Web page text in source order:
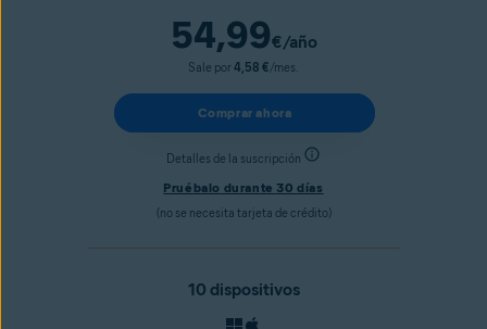
54,99€/año
Sale por 4,58 €/mes.
Comprar ahora
Detalles de la suscripción
Pruébalo durante 30 días
(no se necesita tarjeta de crédito)
10 dispositivos